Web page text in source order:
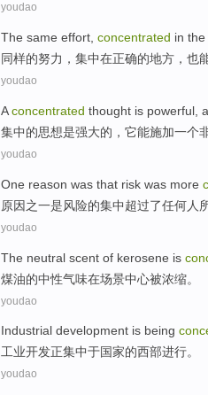
youdao
The same effort concentrated in the
同样的努力 ， 集中在正确的地方 ，也
youdao
A concentrated thought is powerful
集中的思想是强大的， 它能施加一个
youdao
One reason was that risk was more
原因之一是风险的集中超过了任何人
youdao
The neutral scent of kerosene is
煤油的中性气味在场景中心被浓缩。
youdao
Industrial development is being
工业开发正集中于国家的西部进行。
youdao